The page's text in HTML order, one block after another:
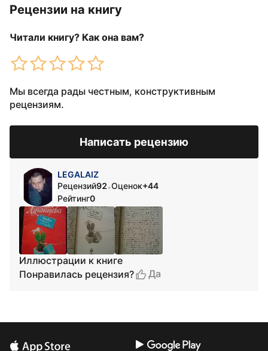
Рецензии на книгу
Читали книгу? Как она вам?
Мы всегда рады честным, конструктивным
рецензиям.
Написать рецензию
LEGALAIZ
Рецензий92•Оценок+44
Рейтинг0
Иллюстрации к книге
Понравилась рецензия?
Да